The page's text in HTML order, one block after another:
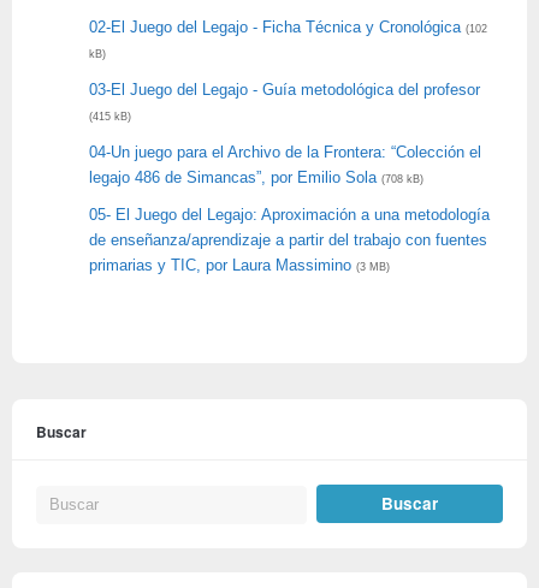
02-El Juego del Legajo - Ficha Técnica y Cronológica (102
kB)
03-El Juego del Legajo - Guía metodológica del profesor
(415 kB)
04-Un juego para el Archivo de la Frontera: “Colección el
legajo 486 de Simancas”, por Emilio Sola (708 kB)
05- El Juego del Legajo: Aproximación a una metodología
de enseñanza/aprendizaje a partir del trabajo con fuentes
primarias y TIC, por Laura Massimino (3 MB)
Buscar